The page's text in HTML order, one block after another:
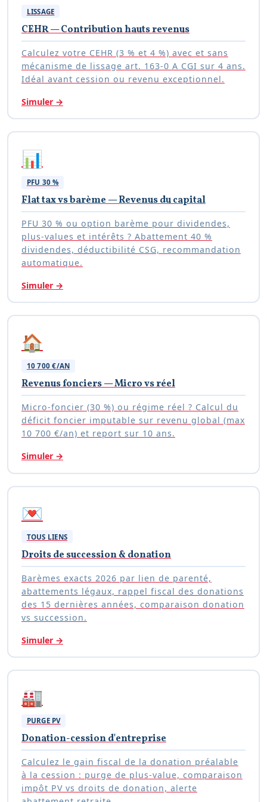
LISSAGE
CEHR — Contribution hauts revenus
Calculez votre CEHR (3 % et 4 %) avec et sans
mécanisme de lissage art. 163-0 A CGI sur 4 ans.
Idéal avant cession ou revenu exceptionnel.
Simuler →
📊
PFU 30 %
Flat tax vs barème — Revenus du capital
PFU 30 % ou option barème pour dividendes,
plus-values et intérêts ? Abattement 40 %
dividendes, déductibilité CSG, recommandation
automatique.
Simuler →
🏠
10 700 €/AN
Revenus fonciers — Micro vs réel
Micro-foncier (30 %) ou régime réel ? Calcul du
déficit foncier imputable sur revenu global (max
10 700 €/an) et report sur 10 ans.
Simuler →
💌
TOUS LIENS
Droits de succession & donation
Barèmes exacts 2026 par lien de parenté,
abattements légaux, rappel fiscal des donations
des 15 dernières années, comparaison donation
vs succession.
Simuler →
🏭
PURGE PV
Donation-cession d'entreprise
Calculez le gain fiscal de la donation préalable
à la cession : purge de plus-value, comparaison
impôt PV vs droits de donation, alerte